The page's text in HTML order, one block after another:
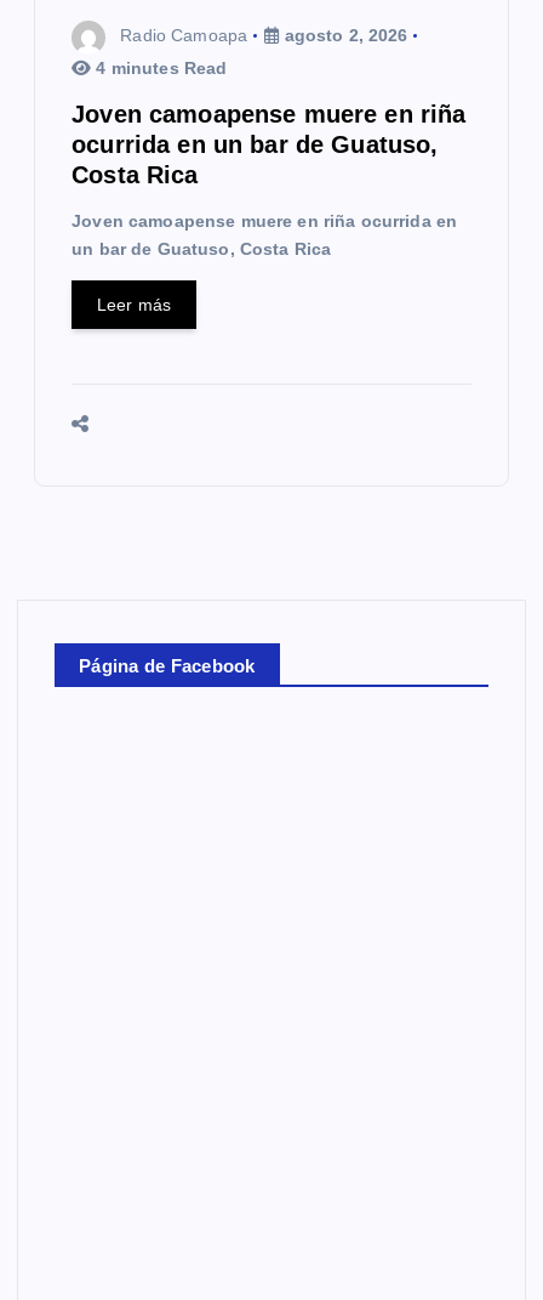
Radio Camoapa
agosto 2, 2026
4 minutes Read
Joven camoapense muere en riña
ocurrida en un bar de Guatuso,
Costa Rica
Joven camoapense muere en riña ocurrida en
un bar de Guatuso, Costa Rica
Leer más
Página de Facebook